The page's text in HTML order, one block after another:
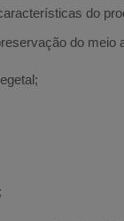
do
do meio